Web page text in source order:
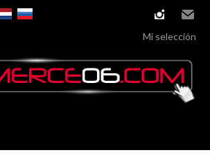
instagram
Email
Mi selección